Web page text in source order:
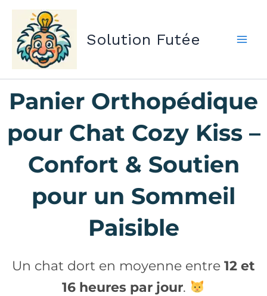
Aller
contenu
Solution Futée
Panier Orthopédique
pour Chat Cozy Kiss –
Confort & Soutien
pour un Sommeil
Paisible
Un chat dort en moyenne entre 12 et
16 heures par jour.